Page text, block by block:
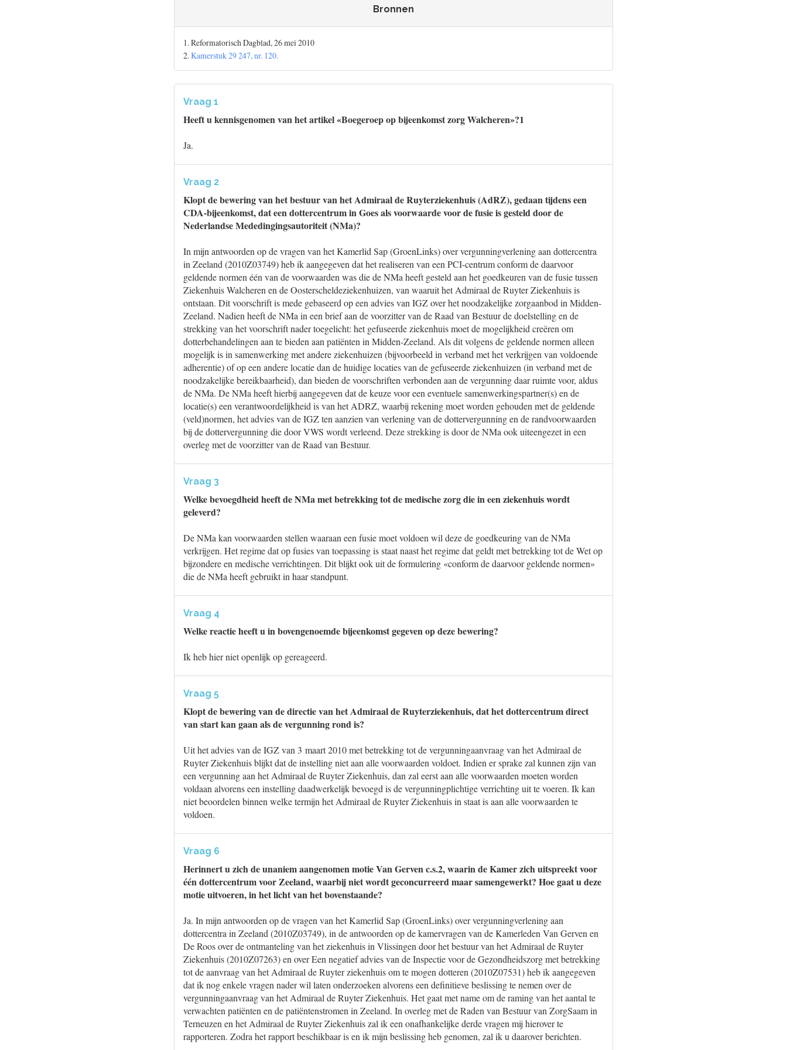
Bronnen
1. Reformatorisch Dagblad, 26 mei 2010
2.Kamerstuk 29 247, nr. 120.
Vraag 1
Heeft u kennisgenomen van het artikel «Boegeroep op bijeenkomst zorg Walcheren»?1
Ja.
Vraag 2
Klopt de bewering van het bestuur van het Admiraal de Ruyterziekenhuis (AdRZ), gedaan tijdens een
CDA-bijeenkomst, dat een dottercentrum in Goes als voorwaarde voor de fusie is gesteld door de
Nederlandse Mededingingsautoriteit (NMa)?
In mijn antwoorden op de vragen van het Kamerlid Sap (GroenLinks) over vergunningverlening aan dottercentra
in Zeeland (2010Z03749) heb ik aangegeven dat het realiseren van een PCI-centrum conform de daarvoor
geldende normen één van de voorwaarden was die de NMa heeft gesteld aan het goedkeuren van de fusie tussen
Ziekenhuis Walcheren en de Oosterscheldeziekenhuizen, van waaruit het Admiraal de Ruyter Ziekenhuis is
ontstaan. Dit voorschrift is mede gebaseerd op een advies van IGZ over het noodzakelijke zorgaanbod in Midden-
Zeeland. Nadien heeft de NMa in een brief aan de voorzitter van de Raad van Bestuur de doelstelling en de
strekking van het voorschrift nader toegelicht: het gefuseerde ziekenhuis moet de mogelijkheid creëren om
dotterbehandelingen aan te bieden aan patiënten in Midden-Zeeland. Als dit volgens de geldende normen alleen
mogelijk is in samenwerking met andere ziekenhuizen (bijvoorbeeld in verband met het verkrijgen van voldoende
adherentie) of op een andere locatie dan de huidige locaties van de gefuseerde ziekenhuizen (in verband met de
noodzakelijke bereikbaarheid), dan bieden de voorschriften verbonden aan de vergunning daar ruimte voor, aldus
de NMa. De NMa heeft hierbij aangegeven dat de keuze voor een eventuele samenwerkingspartner(s) en de
locatie(s) een verantwoordelijkheid is van het ADRZ, waarbij rekening moet worden gehouden met de geldende
(veld)normen, het advies van de IGZ ten aanzien van verlening van de dottervergunning en de randvoorwaarden
bij de dottervergunning die door VWS wordt verleend. Deze strekking is door de NMa ook uiteengezet in een
overleg met de voorzitter van de Raad van Bestuur.
Vraag 3
Welke bevoegdheid heeft de NMa met betrekking tot de medische zorg die in een ziekenhuis wordt
geleverd?
De NMa kan voorwaarden stellen waaraan een fusie moet voldoen wil deze de goedkeuring van de NMa
verkrijgen. Het regime dat op fusies van toepassing is staat naast het regime dat geldt met betrekking tot de Wet op
bijzondere en medische verrichtingen. Dit blijkt ook uit de formulering «conform de daarvoor geldende normen»
die de NMa heeft gebruikt in haar standpunt.
Vraag 4
Welke reactie heeft u in bovengenoemde bijeenkomst gegeven op deze bewering?
Ik heb hier niet openlijk op gereageerd.
Vraag 5
Klopt de bewering van de directie van het Admiraal de Ruyterziekenhuis, dat het dottercentrum direct
van start kan gaan als de vergunning rond is?
Uit het advies van de IGZ van 3 maart 2010 met betrekking tot de vergunningaanvraag van het Admiraal de
Ruyter Ziekenhuis blijkt dat de instelling niet aan alle voorwaarden voldoet. Indien er sprake zal kunnen zijn van
een vergunning aan het Admiraal de Ruyter Ziekenhuis, dan zal eerst aan alle voorwaarden moeten worden
voldaan alvorens een instelling daadwerkelijk bevoegd is de vergunningplichtige verrichting uit te voeren. Ik kan
niet beoordelen binnen welke termijn het Admiraal de Ruyter Ziekenhuis in staat is aan alle voorwaarden te
voldoen.
Vraag 6
Herinnert u zich de unaniem aangenomen motie Van Gerven c.s.2, waarin de Kamer zich uitspreekt voor
één dottercentrum voor Zeeland, waarbij niet wordt geconcurreerd maar samengewerkt? Hoe gaat u deze
motie uitvoeren, in het licht van het bovenstaande?
Ja. In mijn antwoorden op de vragen van het Kamerlid Sap (GroenLinks) over vergunningverlening aan
dottercentra in Zeeland (2010Z03749), in de antwoorden op de kamervragen van de Kamerleden Van Gerven en
De Roos over de ontmanteling van het ziekenhuis in Vlissingen door het bestuur van het Admiraal de Ruyter
Ziekenhuis (2010Z07263) en over Een negatief advies van de Inspectie voor de Gezondheidszorg met betrekking
tot de aanvraag van het Admiraal de Ruyter ziekenhuis om te mogen dotteren (2010Z07531) heb ik aangegeven
dat ik nog enkele vragen nader wil laten onderzoeken alvorens een definitieve beslissing te nemen over de
vergunningaanvraag van het Admiraal de Ruyter Ziekenhuis. Het gaat met name om de raming van het aantal te
verwachten patiënten en de patiëntenstromen in Zeeland. In overleg met de Raden van Bestuur van ZorgSaam in
Terneuzen en het Admiraal de Ruyter Ziekenhuis zal ik een onafhankelijke derde vragen mij hierover te
rapporteren. Zodra het rapport beschikbaar is en ik mijn beslissing heb genomen, zal ik u daarover berichten.